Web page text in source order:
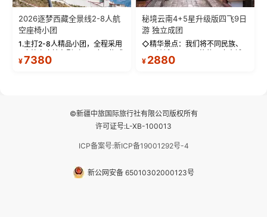
2026逐梦西藏全景线2-8人航
空座椅小团
1.主打2-8人精品小团，全程采用
座舱），提供VIP级别的舒适出行
¥7380
秘境云南4+5星升级版四飞9日
游 独立成团
◇精华景点：我们将不同民族、
—【大理古城、丽江古城、香格
¥ 2880
©新疆中旅国际旅行社有限公司版权所有
许可证号:L-XB-100013
ICP备案号:新ICP备19001292号-4
新公网安备 65010302000123号